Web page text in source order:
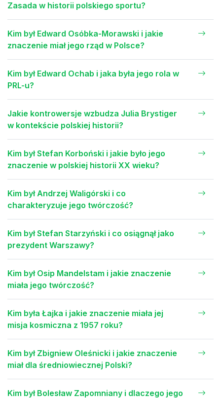
Zasada w historii polskiego sportu?
Kim był Edward Osóbka-Morawski i jakie
znaczenie miał jego rząd w Polsce?
Kim był Edward Ochab i jaka była jego rola w
PRL-u?
Jakie kontrowersje wzbudza Julia Brystiger
w kontekście polskiej historii?
Kim był Stefan Korboński i jakie było jego
znaczenie w polskiej historii XX wieku?
Kim był Andrzej Waligórski i co
charakteryzuje jego twórczość?
Kim był Stefan Starzyński i co osiągnął jako
prezydent Warszawy?
Kim był Osip Mandelstam i jakie znaczenie
miała jego twórczość?
Kim była Łajka i jakie znaczenie miała jej
misja kosmiczna z 1957 roku?
Kim był Zbigniew Oleśnicki i jakie znaczenie
miał dla średniowiecznej Polski?
Kim był Bolesław Zapomniany i dlaczego jego